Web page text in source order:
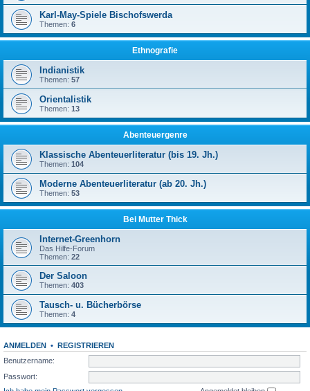
Karl-May-Spiele Bischofswerda
Themen: 6
Ethnografie
Indianistik
Themen: 57
Orientalistik
Themen: 13
Abenteuergenre
Klassische Abenteuerliteratur (bis 19. Jh.)
Themen: 104
Moderne Abenteuerliteratur (ab 20. Jh.)
Themen: 53
Bei Mutter Thick
Internet-Greenhorn
Das Hilfe-Forum
Themen: 22
Der Saloon
Themen: 403
Tausch- u. Bücherbörse
Themen: 4
ANMELDEN • REGISTRIEREN
Benutzername:
Passwort: